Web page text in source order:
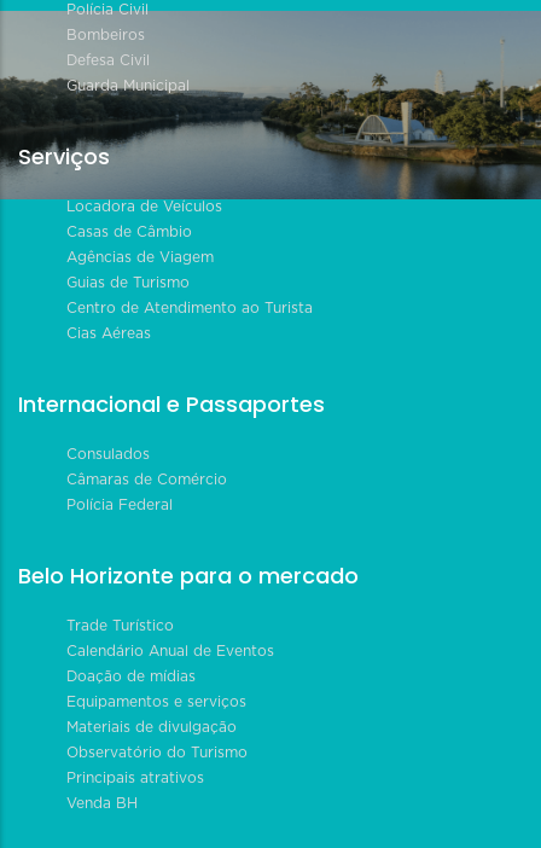
Polícia Civil
Bombeiros
Defesa Civil
Guarda Municipal
Serviços
Locadora de Veículos
Casas de Câmbio
Agências de Viagem
Guias de Turismo
Centro de Atendimento ao Turista
Cias Aéreas
Internacional e Passaportes
Consulados
Câmaras de Comércio
Polícia Federal
Belo Horizonte para o mercado
Trade Turístico
Calendário Anual de Eventos
Doação de mídias
Equipamentos e serviços
Materiais de divulgação
Observatório do Turismo
Principais atrativos
Venda BH